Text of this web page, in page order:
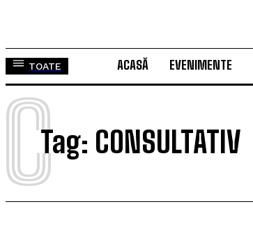
TOATE ACASĂ EVENIMENTE
Tag: CONSULTATIV
C